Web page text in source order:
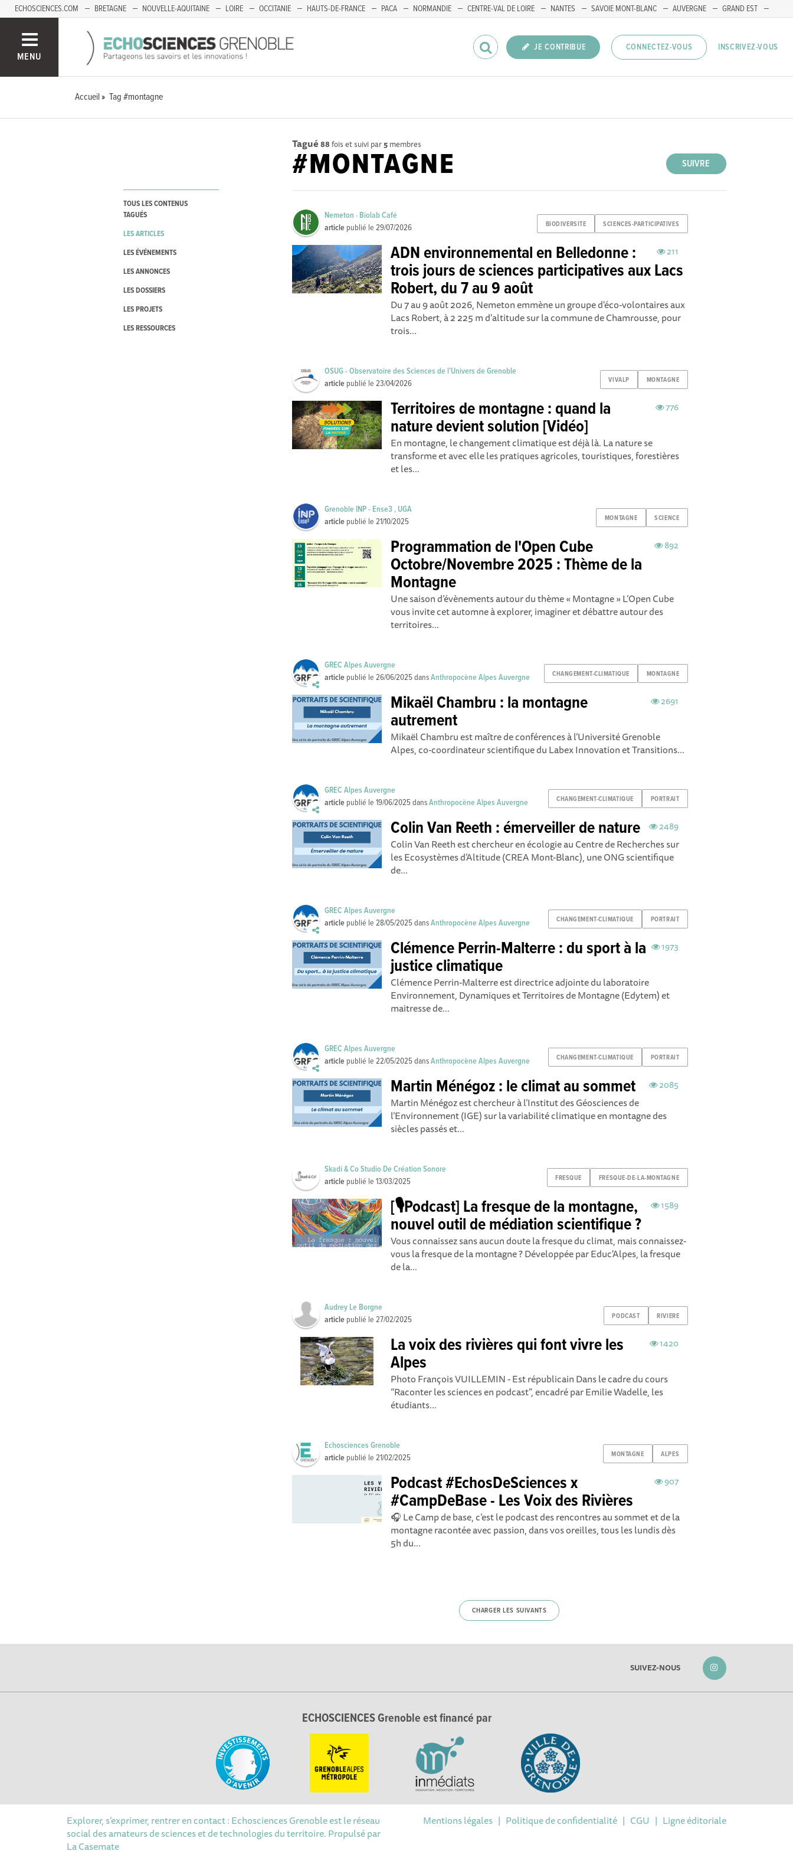
ECHOSCIENCES.COM BRETAGNE NOUVELLE-AQUITAINE LOIRE OCCITANIE HAUTS-DE-FRANCE PACA NORMANDIE CENTRE-VAL DE LOIRE NANTES SAVOIE MONT-BLANC AUVERGNE
GRAND EST
MENU
JE CONTRIBUE CONNECTEZ-VOUS INSCRIVEZ-VOUS
Accueil Tag #montagne
TOUS LES CONTENUS
TAGUÉS
LES ARTICLES
LES ÉVÉNEMENTS
LES ANNONCES
LES DOSSIERS
LES PROJETS
LES RESSOURCES
Tagué 88 fois et suivi par5 membres
SUIVRE
#MONTAGNE
BIODIVERSITE SCIENCES-PARTICIPATIVES
Nemeton · Biolab Café
article publié le29/07/2026
211
ADN environnemental en Belledonne :
trois jours de sciences participatives aux Lacs
Robert, du 7 au 9 août
Du 7 au 9 août 2026, Nemeton emmène un groupe d'éco-volontaires aux
Lacs Robert, à 2 225 m d'altitude sur la commune de Chamrousse, pour
trois...
VIVALP MONTAGNE
OSUG - Observatoire des Sciences de l’Univers de Grenoble
article publié le23/04/2026
776
Territoires de montagne : quand la
nature devient solution [Vidéo]
En montagne, le changement climatique est déjà là. La nature se
transforme et avec elle les pratiques agricoles, touristiques, forestières
et les...
MONTAGNE SCIENCE
Grenoble INP - Ense3 , UGA
article publié le21/10/2025
892
Programmation de l'Open Cube
Octobre/Novembre 2025 : Thème de la
Montagne
Une saison d’évènements autour du thème « Montagne » L’Open Cube
vous invite cet automne à explorer, imaginer et débattre autour des
territoires...
CHANGEMENT-CLIMATIQUE MONTAGNE
GREC Alpes Auvergne
article publié le26/06/2025dansAnthropocène Alpes Auvergne
2691
Mikaël Chambru : la montagne
autrement
Mikaël Chambru est maître de conférences à l’Université Grenoble
Alpes, co-coordinateur scientifique du Labex Innovation et Transitions...
CHANGEMENT-CLIMATIQUE PORTRAIT
GREC Alpes Auvergne
article publié le19/06/2025dansAnthropocène Alpes Auvergne
2489
Colin Van Reeth : émerveiller de nature
Colin Van Reeth est chercheur en écologie au Centre de Recherches sur
les Ecosystèmes d’Altitude (CREA Mont-Blanc), une ONG scientifique
de...
CHANGEMENT-CLIMATIQUE PORTRAIT
GREC Alpes Auvergne
article publié le28/05/2025dansAnthropocène Alpes Auvergne
1973
Clémence Perrin-Malterre : du sport à la
justice climatique
Clémence Perrin-Malterre est directrice adjointe du laboratoire
Environnement, Dynamiques et Territoires de Montagne (Edytem) et
maitresse de...
CHANGEMENT-CLIMATIQUE PORTRAIT
GREC Alpes Auvergne
article publié le22/05/2025dansAnthropocène Alpes Auvergne
2085
Martin Ménégoz : le climat au sommet
Martin Ménégoz est chercheur à l’Institut des Géosciences de
l’Environnement (IGE) sur la variabilité climatique en montagne des
siècles passés et...
FRESQUE FRESQUE-DE-LA-MONTAGNE
Skadi & Co Studio De Création Sonore
article publié le13/03/2025
1589
[🎙️Podcast] La fresque de la montagne,
nouvel outil de médiation scientifique ?
Vous connaissez sans aucun doute la fresque du climat, mais connaissez-
vous la fresque de la montagne ? Développée par Educ'Alpes, la fresque
de la...
PODCAST RIVIERE
Audrey Le Borgne
article publié le27/02/2025
1420
La voix des rivières qui font vivre les
Alpes
Photo François VUILLEMIN - Est républicain Dans le cadre du cours
“Raconter les sciences en podcast”, encadré par Emilie Wadelle, les
étudiants...
MONTAGNE ALPES
Echosciences Grenoble
article publié le21/02/2025
907
Podcast #EchosDeSciences x
#CampDeBase - Les Voix des Rivières
🎧 Le Camp de base, c’est le podcast des rencontres au sommet et de la
montagne racontée avec passion, dans vos oreilles, tous les lundis dès
5h du...
CHARGER LES SUIVANTS
SUIVEZ-NOUS
ECHOSCIENCES Grenoble est financé par
Explorer, s’exprimer, rentrer en contact : Echosciences Grenoble est le réseau
social des amateurs de sciences et de technologies du territoire. Propulsé par
La Casemate
Mentions légales| Politique de confidentialité| CGU | Ligne éditoriale